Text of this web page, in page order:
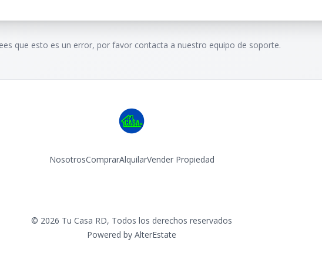
que esto es un error, por favor contacta a nuestro equipo de soporte.
NosotrosComprarAlquilarVender Propiedad
© 2026 Tu Casa RD, Todos los derechos reservados
Powered by AlterEstate